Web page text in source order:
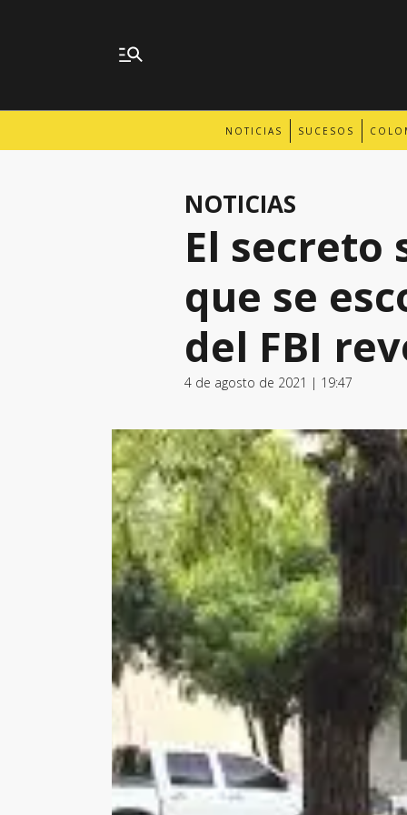
NOTICIAS SUCESOS
NOTICIAS
El secreto
que se
del FBI
4 de agosto de 2021 | 19:47